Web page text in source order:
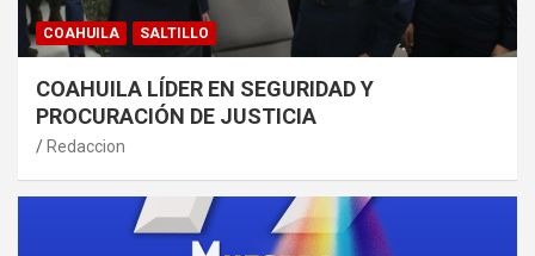
COAHUILA SALTILLO
COAHUILA LÍDER EN SEGURIDAD Y
PROCURACIÓN DE JUSTICIA
Redaccion